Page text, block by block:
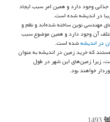
جذابی وجود دارد و همین امر سبب ایجاد
در اندیشه شده است.
مهندسی نوین ساخته شده‌اند و نظم و
آن وجود دارد و همین موضوع سبب
در اندیشهشده است.
که خرید زمین در اندیشه به عنوان
زیرا زمین‌های این شهر در طول
خواهند بود.